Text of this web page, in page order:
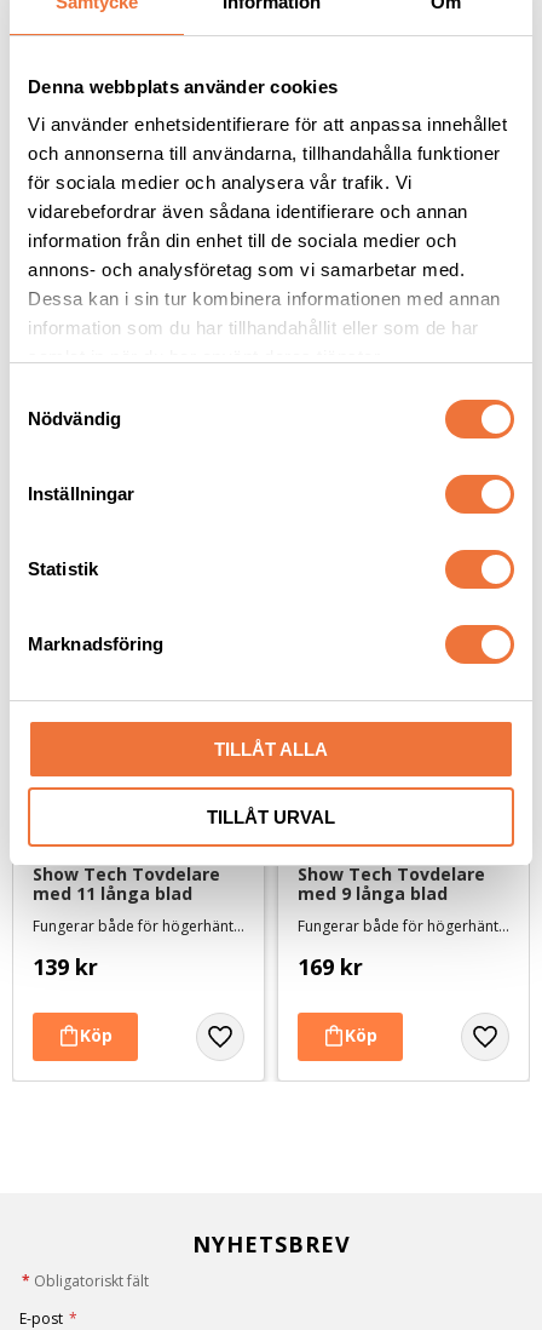
Denna webbplats använder cookies
Vi använder enhetsidentifierare för att anpassa innehållet
och annonserna till användarna, tillhandahålla funktioner
för sociala medier och analysera vår trafik. Vi
vidarebefordrar även sådana identifierare och annan
information från din enhet till de sociala medier och
annons- och analysföretag som vi samarbetar med.
Dessa kan i sin tur kombinera informationen med annan
information som du har tillhandahållit eller som de har
Nödvändig
Inställningar
Statistik
Marknadsföring
TILLÅT ALLA
TILLÅT URVAL
Artero
utställningskoppel
Show Tech Universal
Duo-Pin Karda Medium
Show Tech Tovdelare
med 11 långa blad
Fungerar både för högerhänta och vänsterhänta
139 kr
Show Tech Tovdelare
med 9 långa blad
Fungerar både för högerhänta och vänsterhänta
169 kr
NYHETSBREV
* Obligatoriskt fält
E-post *